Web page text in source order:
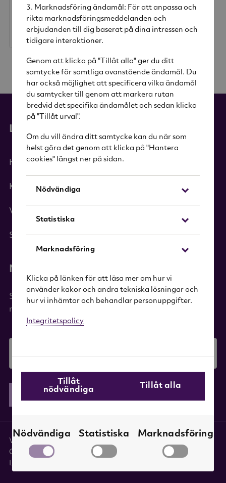
Marknadsföring ändamål: För att anpassa och
rikta marknadsföringsmeddelanden och
erbjudanden till dig baserat på dina intressen och
tidigare interaktioner.
Genom att klicka på "Tillåt alla" ger du ditt
samtycke för samtliga ovanstående ändamål. Du
har också möjlighet att specificera vilka ändamål
du samtycker till genom att markera rutan
bredvid det specifika ändamålet och sedan klicka
på "Tillåt urval".
Om du vill ändra ditt samtycke kan du när som
helst göra det genom att klicka på "Hantera
cookies" längst ner på sidan.
Nödvändiga
Statistiska
Marknadsföring
Klicka på länken för att läsa mer om hur vi
använder kakor och andra tekniska lösningar och
hur vi inhämtar och behandlar personuppgifter.
Integritetspolicy
Tillåt
nödvändiga
Tillåt alla
Nödvändiga Statistiska Marknadsföring
439 kr
Rek. pris
Länkar
Hem
Kategorier
Varumärken
Sök i sortimentet
Nyhetsbrev
Signa upp dig på vårt nyhetsbrev och få 20%
rabatt på ditt första köp!
Skicka
Villkor Integritetspolicy
Tillgänglighet
Copyright © 2026
Löfbergs webshop drivs av Awardit CLS AB